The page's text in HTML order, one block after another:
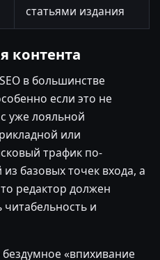
статьями издания
контента
в большинстве
если это не
уже лояльной
или
трафик по-
базовых точек входа, а
редактор должен
и
«впихивание